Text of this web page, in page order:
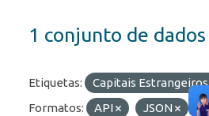
1 conjunto de
Etiquetas: Capitais
Formatos:
API JSON